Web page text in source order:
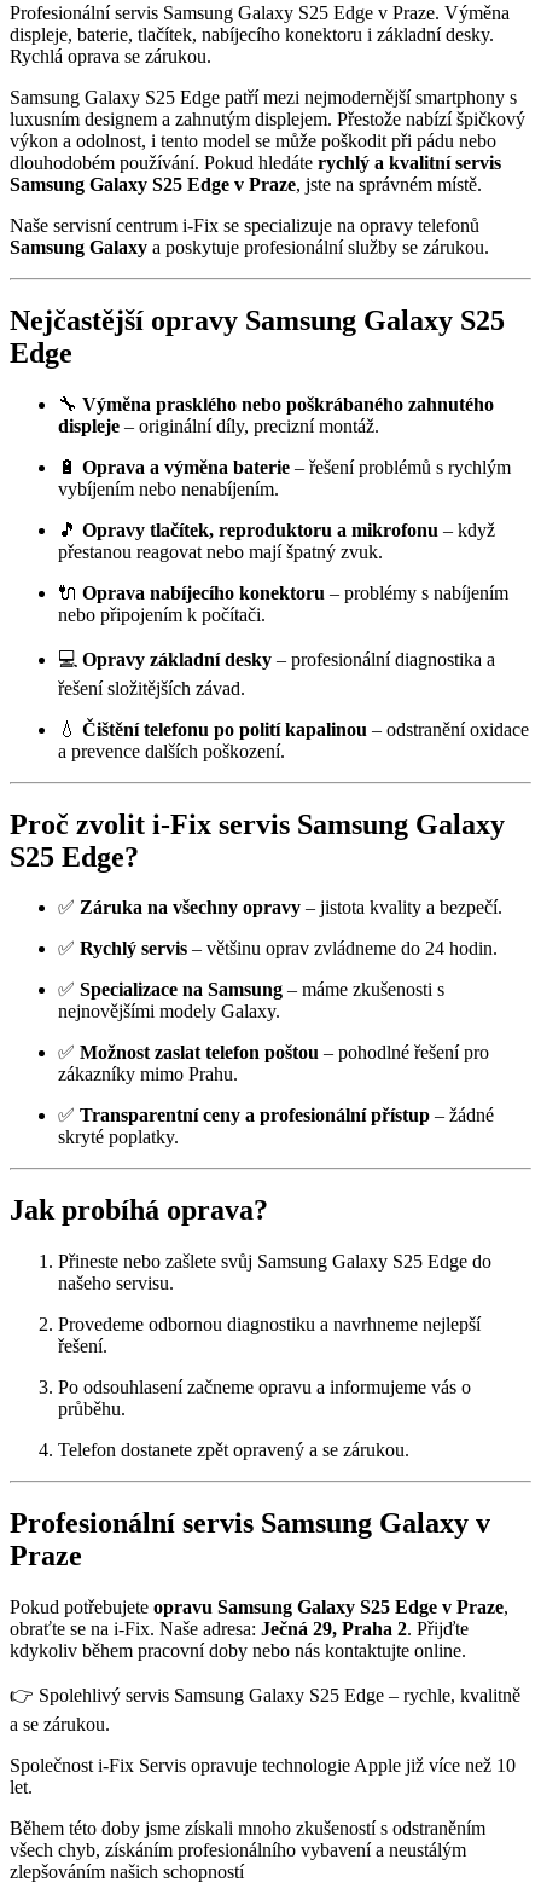
Profesionální servis Samsung Galaxy S25 Edge v Praze. Výměna
displeje, baterie, tlačítek, nabíjecího konektoru i základní desky.
Rychlá oprava se zárukou.
Samsung Galaxy S25 Edge patří mezi nejmodernější smartphony s
luxusním designem a zahnutým displejem. Přestože nabízí špičkový
výkon a odolnost, i tento model se může poškodit při pádu nebo
dlouhodobém používání. Pokud hledáte rychlý a kvalitní servis
Samsung Galaxy S25 Edge v Praze, jste na správném místě.
Naše servisní centrum i-Fix se specializuje na opravy telefonů
Samsung Galaxy a poskytuje profesionální služby se zárukou.
Nejčastější opravy Samsung Galaxy S25
Edge
🔧 Výměna prasklého nebo poškrábaného zahnutého
displeje – originální díly, precizní montáž.
🔋 Oprava a výměna baterie – řešení problémů s rychlým
vybíjením nebo nenabíjením.
🎵 Opravy tlačítek, reproduktoru a mikrofonu – když
přestanou reagovat nebo mají špatný zvuk.
🔌 Oprava nabíjecího konektoru – problémy s nabíjením
nebo připojením k počítači.
💻 Opravy základní desky – profesionální diagnostika a
řešení složitějších závad.
💧 Čištění telefonu po polití kapalinou – odstranění oxidace
a prevence dalších poškození.
Proč zvolit i-Fix servis Samsung Galaxy
S25 Edge?
✅ Záruka na všechny opravy – jistota kvality a bezpečí.
✅ Rychlý servis – většinu oprav zvládneme do 24 hodin.
✅ Specializace na Samsung – máme zkušenosti s
nejnovějšími modely Galaxy.
✅ Možnost zaslat telefon poštou – pohodlné řešení pro
zákazníky mimo Prahu.
✅ Transparentní ceny a profesionální přístup – žádné
skryté poplatky.
Jak probíhá oprava?
Přineste nebo zašlete svůj Samsung Galaxy S25 Edge do
našeho servisu.
Provedeme odbornou diagnostiku a navrhneme nejlepší
řešení.
Po odsouhlasení začneme opravu a informujeme vás o
průběhu.
Telefon dostanete zpět opravený a se zárukou.
Profesionální servis Samsung Galaxy v
Praze
Pokud potřebujete opravu Samsung Galaxy S25 Edge v Praze,
obraťte se na i-Fix. Naše adresa: Ječná 29, Praha 2. Přijďte
kdykoliv během pracovní doby nebo nás kontaktujte online.
👉 Spolehlivý servis Samsung Galaxy S25 Edge – rychle, kvalitně
a se zárukou.
Společnost i-Fix Servis opravuje technologie Apple již více než 10
let.
Během této doby jsme získali mnoho zkušeností s odstraněním
všech chyb, získáním profesionálního vybavení a neustálým
zlepšováním našich schopností